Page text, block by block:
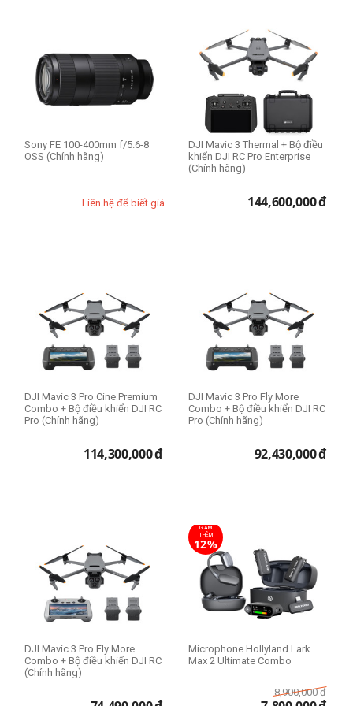
Apple M3 8-core
Apple M4 CPU 10-core
Apple M4 Pro CPU 12-core
expand_more HIỂN THỊ TẤT CẢ (15)
8GB
Mức zoom
3x-5x
40x
256GB
14 inch
Trọng lượng
Model
Sony FE 100-400mm f/5.6-8
OSS (Chính hãng)
Liên hệ để biết giá
DJI Mavic 3 Thermal + Bộ điều
khiển DJI RC Pro Enterprise
(Chính hãng)
144,600,000đ
DJI Mavic 3 Pro Cine Premium
Combo + Bộ điều khiển DJI RC
Pro (Chính hãng)
114,300,000đ
DJI Mavic 3 Pro Fly More
Combo + Bộ điều khiển DJI RC
Pro (Chính hãng)
92,430,000đ
DJI Mavic 3 Pro Fly More
Combo + Bộ điều khiển DJI RC
(Chính hãng)
GIẢM
THÊM
12%
Microphone Hollyland Lark
Max 2 Ultimate Combo
8,900,000 đ